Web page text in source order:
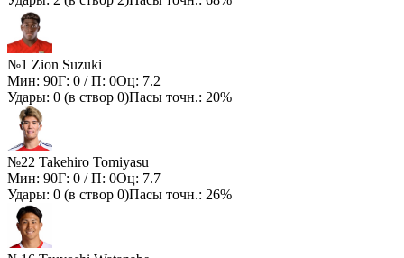
№1 Zion Suzuki
Мин: 90Г: 0 / П: 0Оц: 7.2
Удары: 0 (в створ 0)Пасы точн.: 20%
№22 Takehiro Tomiyasu
Мин: 90Г: 0 / П: 0Оц: 7.7
Удары: 0 (в створ 0)Пасы точн.: 26%